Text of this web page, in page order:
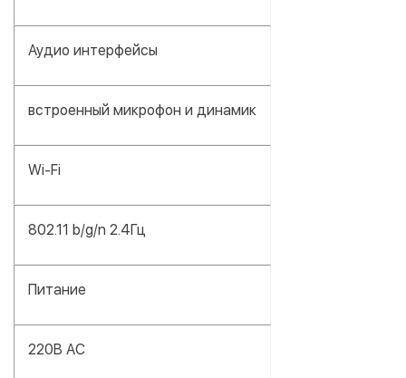
Аудио интерфейсы
встроенный микрофон и динамик
Wi-Fi
802.11 b/g/n 2.4Гц
Питание
220В АС